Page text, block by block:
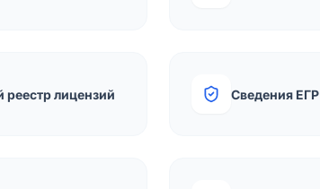
реестр лицензий Сведения ЕГР